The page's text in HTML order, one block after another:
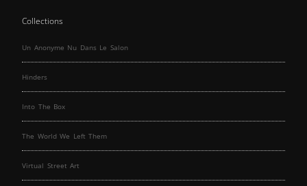
Collections
Un Anonyme Nu Dans Le Salon
Hinders
Into The Box
The World We Left Them
Virtual Street Art